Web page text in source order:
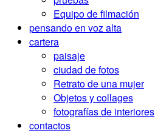
Equipo de filmación
pensando en voz alta
cartera
paisaje
ciudad de fotos
Retrato de una mujer
Objetos y collages
fotografías de interiores
contactos